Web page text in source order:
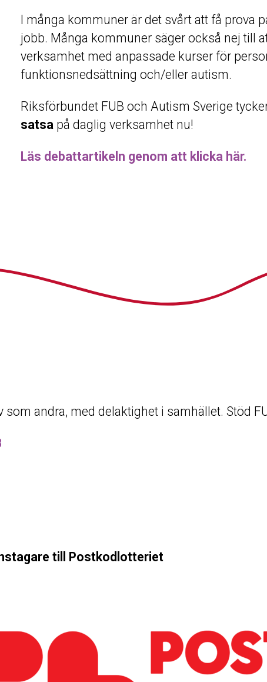
I många kommuner är det svårt att få prova
jobb. Många kommuner säger också nej till
verksamhet med anpassade kurser för
funktionsnedsättning och/eller autism.
Riksförbundet FUB och Autism Sverige
satsa på daglig verksamhet nu!
Läs debattartikeln genom att klicka här.
som andra, med delaktighet i samhället. Stöd
till Postkodlotteriet